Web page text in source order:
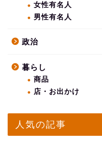
女性有名人
男性有名人
政治
暮らし
商品
店・お出かけ
人気の記事